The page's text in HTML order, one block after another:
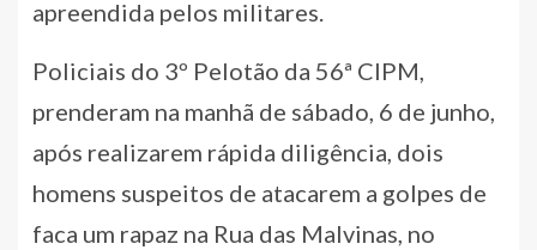
apreendida pelos militares.
Policiais do 3º Pelotão da 56ª CIPM,
prenderam na manhã de sábado, 6 de junho,
após realizarem rápida diligência, dois
homens suspeitos de atacarem a golpes de
faca um rapaz na Rua das Malvinas, no